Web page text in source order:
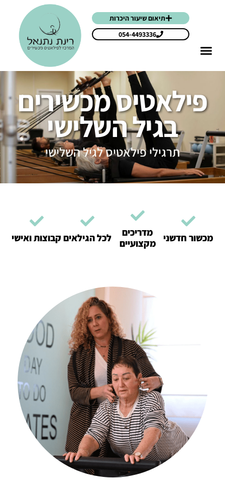
תיאום שיעור היכרות
054-4493336
פילאטיס מכשירים
בגיל השלישי
תרגילי פילאטיס לגיל השלישי
מכשור חדשני
מדריכים
מקצועיים
לכל הגילאים קבוצות ואישי